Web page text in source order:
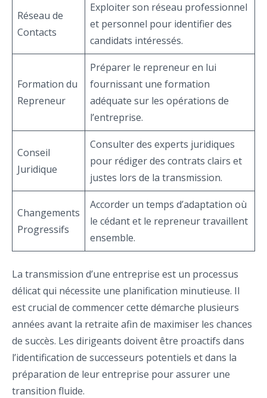
Réseau de
Contacts
Exploiter son réseau professionnel
et personnel pour identifier des
candidats intéressés.
Formation du
Repreneur
Préparer le repreneur en lui
fournissant une formation
adéquate sur les opérations de
l’entreprise.
Conseil
Juridique
Consulter des experts juridiques
pour rédiger des contrats clairs et
justes lors de la transmission.
Changements
Progressifs
Accorder un temps d’adaptation où
le cédant et le repreneur travaillent
ensemble.
La transmission d’une entreprise est un processus
délicat qui nécessite une planification minutieuse. Il
est crucial de commencer cette démarche plusieurs
années avant la retraite afin de maximiser les chances
de succès. Les dirigeants doivent être proactifs dans
l’identification de successeurs potentiels et dans la
préparation de leur entreprise pour assurer une
transition fluide.